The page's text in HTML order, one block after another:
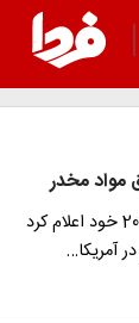
مواد مخدر
آژانس مبارزه با مواد مخدر آمریکا در گزارش سال 2017 خود اعلام کرد